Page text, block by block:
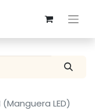
(Manguera LED)